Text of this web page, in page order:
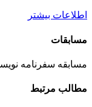
اطلاعات بیشتر
مسابقات
مسابقه سفرنامه نویسی
مطالب مرتبط